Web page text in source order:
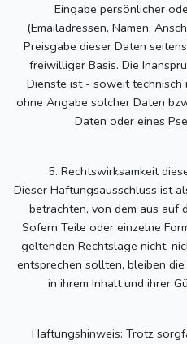
Eingabe persönlicher
(Emailadressen, Namen,
Preisgabe dieser Daten
freiwilliger Basis. Die
Dienste ist - soweit technisch
ohne Angabe solcher Daten
Daten oder eines
5. Rechtswirksamkeit
Dieser Haftungsausschluss ist
betrachten, von dem aus auf
Sofern Teile oder einzelne
geltenden Rechtslage nicht,
entsprechen sollten, bleiben
in ihrem Inhalt und ihrer
Haftungshinweis: Trotz